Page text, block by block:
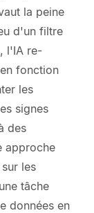
la peine
d'un filtre
l'IA re-
fonction
les
signes
des
approche
les
tâche
données en